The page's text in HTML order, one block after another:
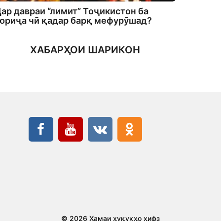
давраи “лимит” Тоҷикистон ба
чӣ қадар барқ мефурӯшад?
ХАБАРҲОИ ШАРИКОН
© 2026 Ҳамаи ҳуқуқҳо ҳифз